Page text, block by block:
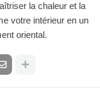
la chaleur et la
votre intérieur en un
oriental.